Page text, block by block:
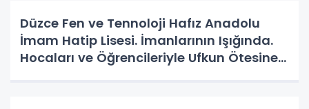
Düzce Fen ve Tennoloji Hafız Anadolu
İmam Hatip Lisesi. İmanlarının Işığında.
Hocaları ve Öğrencileriyle Ufkun Ötesine